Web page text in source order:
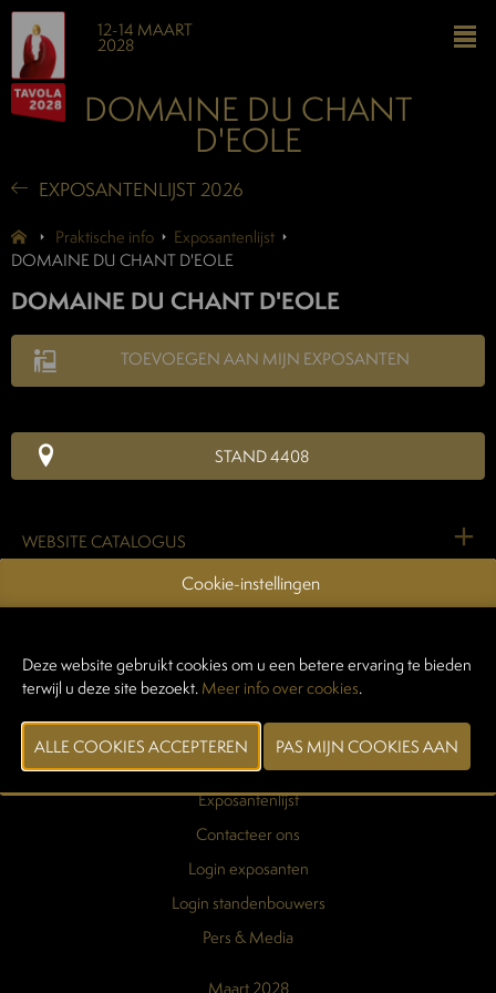
12-14 MAART
2028
DOMAINE DU CHANT
D'EOLE
EXPOSANTENLIJST 2026
Praktische info
Exposantenlijst
DOMAINE DU CHANT D'EOLE
DOMAINE DU CHANT D'EOLE
TOEVOEGEN AAN MIJN EXPOSANTEN
STAND 4408
WEBSITE CATALOGUS
Praktische info
Exposantenlijst
Contacteer ons
Login exposanten
Login standenbouwers
Pers & Media
Maart 2028
Cookie-instellingen
Deze website gebruikt cookies om u een betere ervaring te bieden
terwijl u deze site bezoekt.Meer info over cookies.